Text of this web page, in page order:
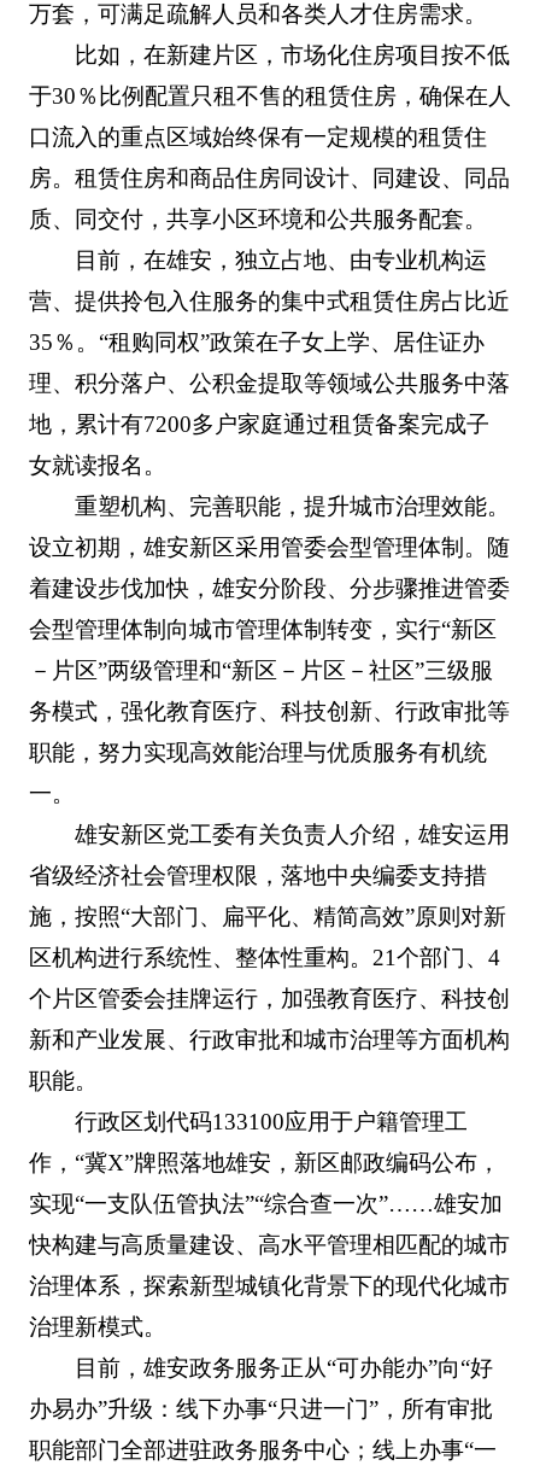
万套，可满足疏解人员和各类人才住房需求。
比如，在新建片区，市场化住房项目按不低
于30％比例配置只租不售的租赁住房，确保在人
口流入的重点区域始终保有一定规模的租赁住
房。租赁住房和商品住房同设计、同建设、同品
质、同交付，共享小区环境和公共服务配套。
目前，在雄安，独立占地、由专业机构运
营、提供拎包入住服务的集中式租赁住房占比近
35％。“租购同权”政策在子女上学、居住证办
理、积分落户、公积金提取等领域公共服务中落
地，累计有7200多户家庭通过租赁备案完成子
女就读报名。
重塑机构、完善职能，提升城市治理效能。
设立初期，雄安新区采用管委会型管理体制。随
着建设步伐加快，雄安分阶段、分步骤推进管委
会型管理体制向城市管理体制转变，实行“新区
－片区”两级管理和“新区－片区－社区”三级服
务模式，强化教育医疗、科技创新、行政审批等
职能，努力实现高效能治理与优质服务有机统
一。
雄安新区党工委有关负责人介绍，雄安运用
省级经济社会管理权限，落地中央编委支持措
施，按照“大部门、扁平化、精简高效”原则对新
区机构进行系统性、整体性重构。21个部门、4
个片区管委会挂牌运行，加强教育医疗、科技创
新和产业发展、行政审批和城市治理等方面机构
职能。
行政区划代码133100应用于户籍管理工
作，“冀X”牌照落地雄安，新区邮政编码公布，
实现“一支队伍管执法”“综合查一次”……雄安加
快构建与高质量建设、高水平管理相匹配的城市
治理体系，探索新型城镇化背景下的现代化城市
治理新模式。
目前，雄安政务服务正从“可办能办”向“好
办易办”升级：线下办事“只进一门”，所有审批
职能部门全部进驻政务服务中心；线上办事“一